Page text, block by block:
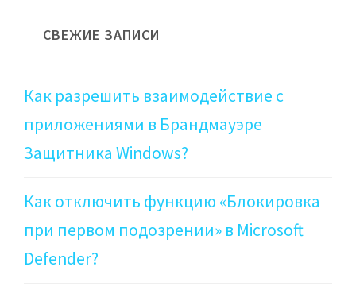
СВЕЖИЕ ЗАПИСИ
Как разрешить взаимодействие с
приложениями в Брандмауэре
Защитника Windows?
Как отключить функцию «Блокировка
при первом подозрении» в Microsoft
Defender?